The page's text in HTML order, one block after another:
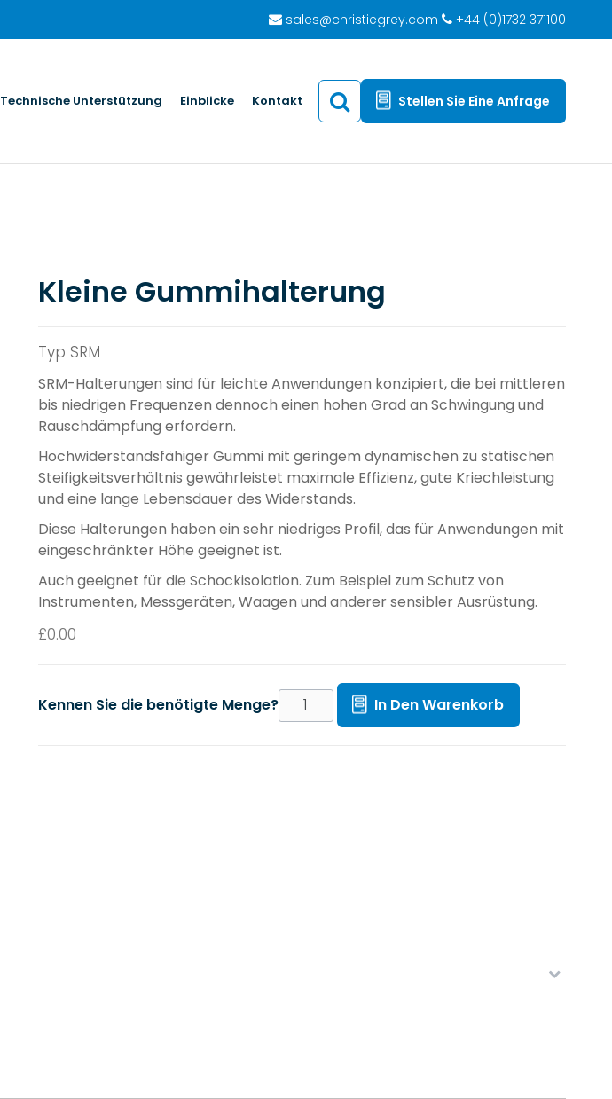
sales@christiegrey.com +44 (0)1732 371100
Stellen Sie Eine Anfrage
Technische Unterstützung Einblicke Kontakt
Kleine Gummihalterung
Typ SRM
SRM-Halterungen sind für leichte Anwendungen konzipiert, die bei mittleren
bis niedrigen Frequenzen dennoch einen hohen Grad an Schwingung und
Rauschdämpfung erfordern.
Hochwiderstandsfähiger Gummi mit geringem dynamischen zu statischen
Steifigkeitsverhältnis gewährleistet maximale Effizienz, gute Kriechleistung
und eine lange Lebensdauer des Widerstands.
Diese Halterungen haben ein sehr niedriges Profil, das für Anwendungen mit
eingeschränkter Höhe geeignet ist.
Auch geeignet für die Schockisolation. Zum Beispiel zum Schutz von
Instrumenten, Messgeräten, Waagen und anderer sensibler Ausrüstung.
£0.00
Kennen Sie die benötigte Menge? In Den Warenkorb